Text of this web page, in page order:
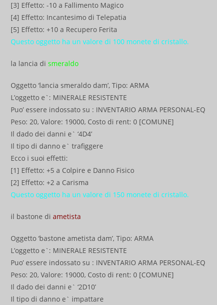
[3] Effetto: -10 a Fallimento Magico
[4] Effetto: Incantesimo di Telepatia
[5] Effetto: +10 a Recupero Ferita
Questo oggetto ha un valore di 100 monete di cristallo.
la lancia dismeraldo
Oggetto ‘lancia smeraldo dam’, Tipo: ARMA
L’oggetto e`: MINERALE RESISTENTE
Puo’ essere indossato su : INVENTARIO ARMA PERSONAL-EQ
Peso: 20, Valore: 19000, Costo di rent: 0 [COMUNE]
Il dado dei danni e` ‘4D4’
Il tipo di danno e` trafiggere
Ecco i suoi effetti:
[1] Effetto: +5 a Colpire e Danno Fisico
[2] Effetto: +2 a Carisma
Questo oggetto ha un valore di 150 monete di cristallo.
il bastone diametista
Oggetto ‘bastone ametista dam’, Tipo: ARMA
L’oggetto e`: MINERALE RESISTENTE
Puo’ essere indossato su : INVENTARIO ARMA PERSONAL-EQ
Peso: 20, Valore: 19000, Costo di rent: 0 [COMUNE]
Il dado dei danni e` ‘2D10’
Il tipo di danno e` impattare